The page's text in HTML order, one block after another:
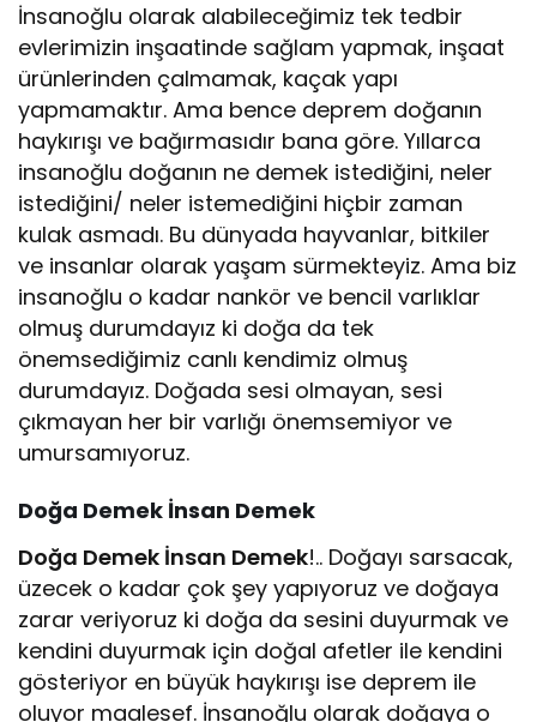
İnsanoğlu olarak alabileceğimiz tek tedbir
evlerimizin inşaatinde sağlam yapmak, inşaat
ürünlerinden çalmamak, kaçak yapı
yapmamaktır. Ama bence deprem doğanın
haykırışı ve bağırmasıdır bana göre. Yıllarca
insanoğlu doğanın ne demek istediğini, neler
istediğini/ neler istemediğini hiçbir zaman
kulak asmadı. Bu dünyada hayvanlar, bitkiler
ve insanlar olarak yaşam sürmekteyiz. Ama biz
insanoğlu o kadar nankör ve bencil varlıklar
olmuş durumdayız ki doğa da tek
önemsediğimiz canlı kendimiz olmuş
durumdayız. Doğada sesi olmayan, sesi
çıkmayan her bir varlığı önemsemiyor ve
umursamıyoruz.
Doğa Demek İnsan Demek
Doğa Demek İnsan Demek!.. Doğayı sarsacak,
üzecek o kadar çok şey yapıyoruz ve doğaya
zarar veriyoruz ki doğa da sesini duyurmak ve
kendini duyurmak için doğal afetler ile kendini
gösteriyor en büyük haykırışı ise deprem ile
oluyor maalesef. İnsanoğlu olarak doğaya o